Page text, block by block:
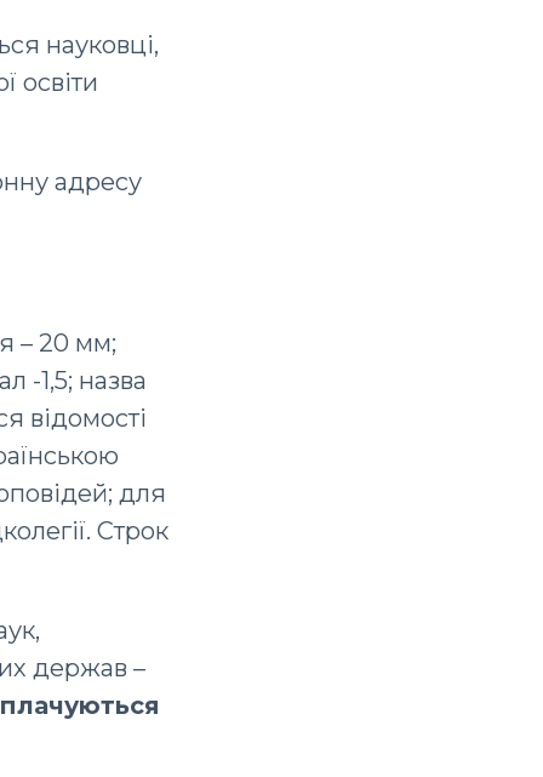
науковці,
освіти
адресу
– 20 мм;
-1,5; назва
відомості
для
Строк
держав –